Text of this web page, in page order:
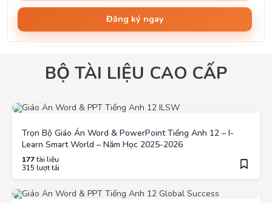
Đăng ký ngay
BỘ TÀI LIỆU CAO CẤP
Trọn Bộ Giáo Án Word & PowerPoint Tiếng Anh 12 – I-
Learn Smart World – Năm Học 2025-2026
177tài liệu
315 lượt tải